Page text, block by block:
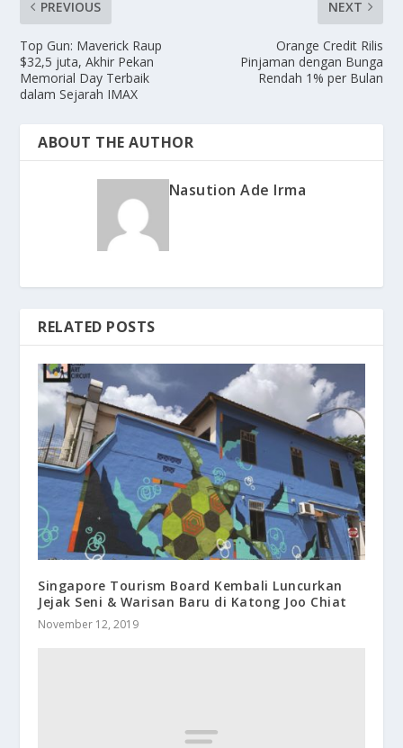
PREVIOUS
Top Gun: Maverick Raup
$32,5 juta, Akhir Pekan
Memorial Day Terbaik
dalam Sejarah IMAX
NEXT
Orange Credit Rilis
Pinjaman dengan Bunga
Rendah 1% per Bulan
ABOUT THE AUTHOR
Nasution Ade Irma
RELATED POSTS
Singapore Tourism Board Kembali Luncurkan
Jejak Seni & Warisan Baru di Katong Joo Chiat
November 12, 2019